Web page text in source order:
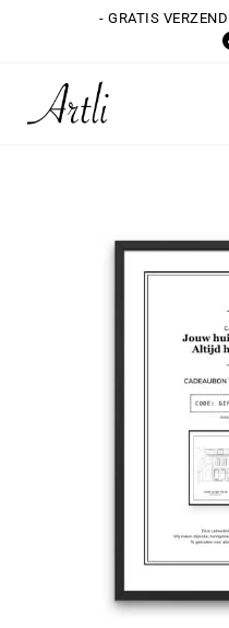
- GRATIS